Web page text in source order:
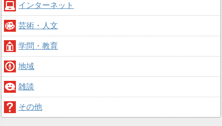
インターネット
芸術・人文
学問・教育
地域
雑談
その他